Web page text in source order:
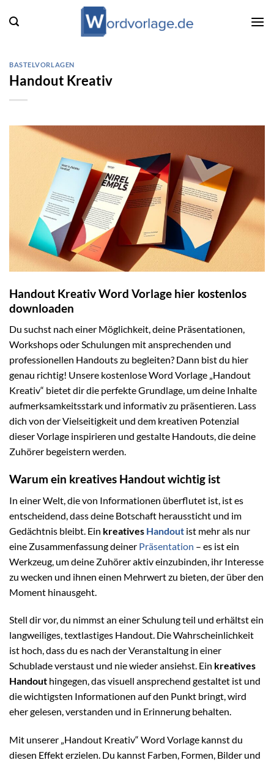
Inhalt
BASTELVORLAGEN
Handout Kreativ
Handout Kreativ Word Vorlage hier kostenlos
downloaden
Du suchst nach einer Möglichkeit, deine Präsentationen,
Workshops oder Schulungen mit ansprechenden und
professionellen Handouts zu begleiten? Dann bist du hier
genau richtig! Unsere kostenlose Word Vorlage „Handout
Kreativ“ bietet dir die perfekte Grundlage, um deine Inhalte
aufmerksamkeitsstark und informativ zu präsentieren. Lass
dich von der Vielseitigkeit und dem kreativen Potenzial
dieser Vorlage inspirieren und gestalte Handouts, die deine
Zuhörer begeistern werden.
Warum ein kreatives Handout wichtig ist
In einer Welt, die von Informationen überflutet ist, ist es
entscheidend, dass deine Botschaft heraussticht und im
Gedächtnis bleibt. Ein kreatives Handout ist mehr als nur
eine Zusammenfassung deiner Präsentation – es ist ein
Werkzeug, um deine Zuhörer aktiv einzubinden, ihr Interesse
zu wecken und ihnen einen Mehrwert zu bieten, der über den
Moment hinausgeht.
Stell dir vor, du nimmst an einer Schulung teil und erhältst ein
langweiliges, textlastiges Handout. Die Wahrscheinlichkeit
ist hoch, dass du es nach der Veranstaltung in einer
Schublade verstaust und nie wieder ansiehst. Ein kreatives
Handout hingegen, das visuell ansprechend gestaltet ist und
die wichtigsten Informationen auf den Punkt bringt, wird
eher gelesen, verstanden und in Erinnerung behalten.
Mit unserer „Handout Kreativ“ Word Vorlage kannst du
diesen Effekt erzielen. Du kannst Farben, Formen, Bilder und